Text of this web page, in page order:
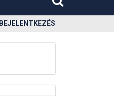
BEJELENTKEZÉS